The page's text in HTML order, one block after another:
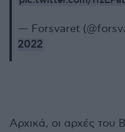
— Forsvaret
2022
Αρχικά, οι αρχές του